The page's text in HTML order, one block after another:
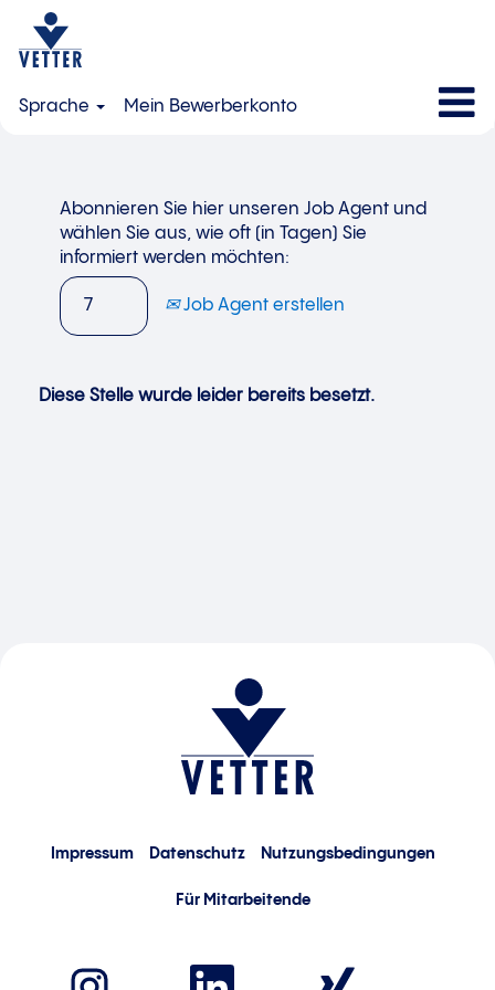
Sprache Mein Bewerberkonto
Abonnieren Sie hier unseren Job Agent und
wählen Sie aus, wie oft (in Tagen) Sie
informiert werden möchten:
Job Agent erstellen
Diese Stelle wurde leider bereits besetzt.
Impressum Datenschutz Nutzungsbedingungen
Für Mitarbeitende
W
W